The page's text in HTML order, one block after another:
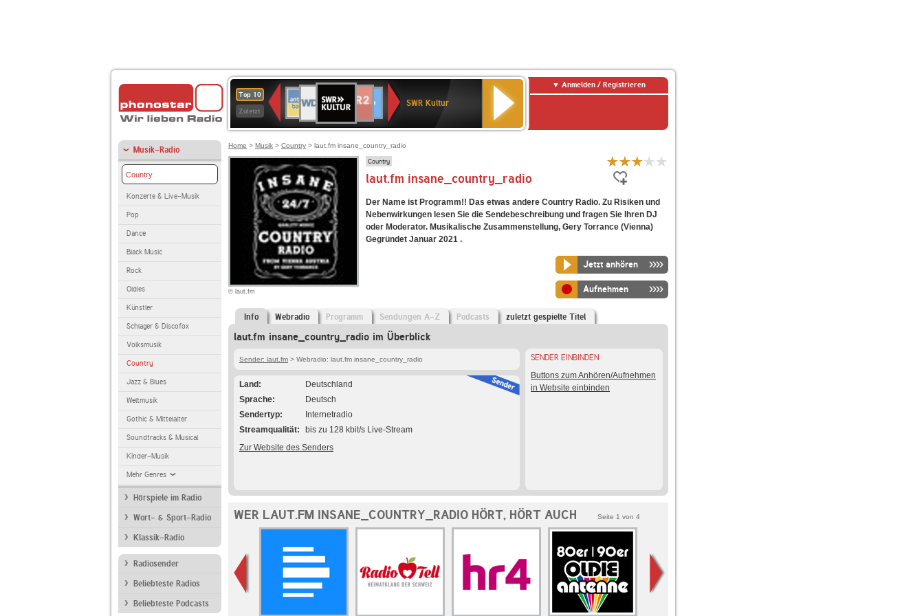
Top 10
Zuletzt
Deutschlandfunk
80er
90er
OLDIE
ANTENNE
SWR3
WDR
4
BR-
KLASSIK
Deutschlandfunk
Kultur
ANTENNE
BAYERN
2
Kultur2
SWR Kultur
Anmelden / Registrieren
Musik-Radio
Country
Konzerte & Live-Musik
Pop
Dance
Black Music
Rock
Oldies
Künstler
Schlager & Discofox
Volksmusik
Country
Jazz & Blues
Weltmusik
Gothic & Mittelalter
Soundtracks & Musical
Kinder-Musik
Mehr Genres
Hörspiele im Radio
Wort- & Sport-Radio
Klassik-Radio
Radiosender
Beliebteste Radios
Beliebteste Podcasts
Home > Musik > Country > laut.fm insane_country_radio
© laut.fm
Country
laut.fm insane_country_radio
Der Name ist Programm!! Das etwas andere Country Radio. Zu Risiken und
Nebenwirkungen lesen Sie die Sendebeschreibung und fragen Sie Ihren DJ
oder Moderator. Musikalische Zusammenstellung, Gery Torrance (Vienna)
Gegründet Januar 2021 .
Jetzt anhören
Aufnehmen
Info Webradio Programm Sendungen A-Z Podcasts zuletzt gespielte Titel
laut.fm insane_country_radio im Überblick
Sender: laut.fm > Webradio: laut.fm insane_country_radio
Land
Deutschland
Sprache
Deutsch
Sendertyp
Internetradio
Streamqualität
bis zu 128 kbit/s Live-Stream
Zur Website des Senders
SENDER EINBINDEN
Buttons zum Anhören/Aufnehmen
in Website einbinden
WER LAUT.FM INSANE_COUNTRY_RADIO HÖRT, HÖRT AUCH Seite 1 von 4